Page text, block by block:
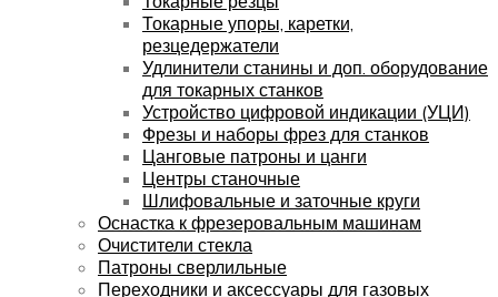
Токарные упоры, каретки,
резцедержатели
Удлинители станины и доп. оборудование
для токарных станков
Устройство цифровой индикации (УЦИ)
Фрезы и наборы фрез для станков
Цанговые патроны и цанги
Центры станочные
Шлифовальные и заточные круги
Оснастка к фрезеровальным машинам
Очистители стекла
Патроны сверлильные
Переходники и аксессуары для газовых